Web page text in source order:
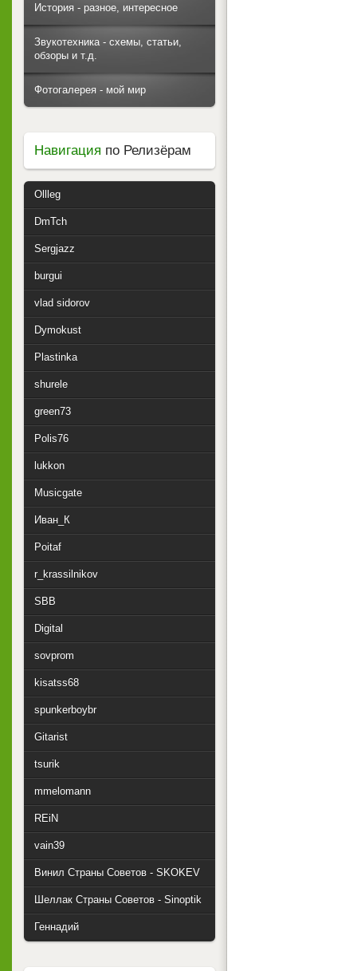
История - разное, интересное
Звукотехника - схемы, статьи,
обзоры и т.д.
Фотогалерея - мой мир
Навигация по Релизёрам
Ollleg
DmTch
Sergjazz
burgui
vlad sidorov
Dymokust
Plastinka
shurele
green73
Polis76
lukkon
Musicgate
Иван_К
Poitaf
r_krassilnikov
SBB
Digital
sovprom
kisatss68
spunkerboybr
Gitarist
tsurik
mmelomann
REiN
vain39
Винил Страны Советов - SKOKEV
Шеллак Страны Советов - Sinoptik
Геннадий